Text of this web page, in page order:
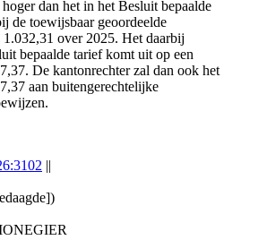
dan het in het Besluit bepaalde
de toewijsbaar geoordeelde
over 2025. Het daarbij
bepaalde tarief komt uit op een
De kantonrechter zal dan ook het
aan buitengerechtelijke
||